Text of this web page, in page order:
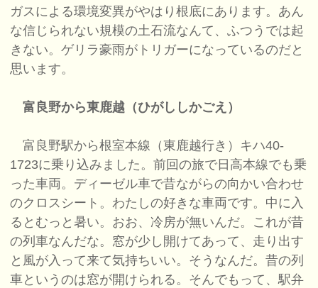
ガスによる環境変異がやはり根底にあります。あん
な信じられない規模の土石流なんて、ふつうでは起
きない。ゲリラ豪雨がトリガーになっているのだと
思います。
富良野から東鹿越（ひがししかごえ）
富良野駅から根室本線（東鹿越行き）キハ40-
1723に乗り込みました。前回の旅で日高本線でも乗
った車両。ディーゼル車で昔ながらの向かい合わせ
のクロスシート。わたしの好きな車両です。中に入
るとむっと暑い。おお、冷房が無いんだ。これが昔
の列車なんだな。窓が少し開けてあって、走り出す
と風が入って来て気持ちいい。そうなんだ。昔の列
車というのは窓が開けられる。そんでもって、駅弁